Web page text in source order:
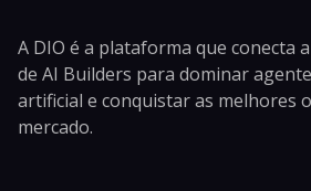
A DIO é a plataforma que conecta
de AI Builders para dominar
artificial e conquistar as melhores
mercado.